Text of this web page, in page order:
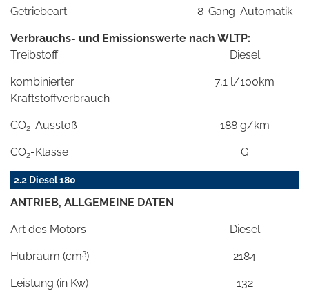
Getriebeart 8-Gang-Automatik
Verbrauchs- und Emissionswerte nach WLTP:
Treibstoff
Diesel
kombinierter
Kraftstoffverbrauch
7,1 l/100km
CO2-Ausstoß 188 g/km
CO2-Klasse G
2.2 Diesel 180
ANTRIEB, ALLGEMEINE DATEN
Art des Motors Diesel
Hubraum (cm3) 2184
Leistung (in Kw) 132